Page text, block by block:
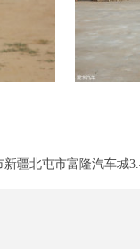
疆北屯市富隆汽车城